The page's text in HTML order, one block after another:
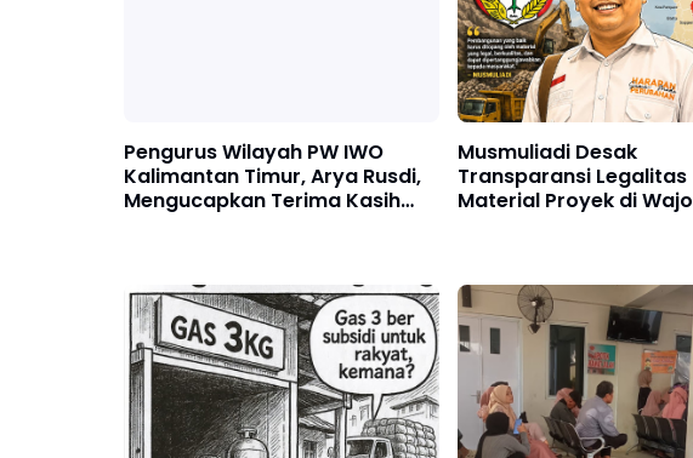
Pengurus Wilayah PW IWO
Kalimantan Timur, Arya Rusdi,
Mengucapkan Terima Kasih
Musmuliadi Desak
Transparansi Legalitas
Material Proyek di Wajo